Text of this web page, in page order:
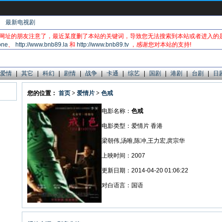
最新电视剧
的朋友注意了，最近某度删了本站的关键词，导致您无法搜索到本站或者进入的
、 http://www.bnb89.la 和 http://www.bnb89.tv ，感谢您对本站的支持!
爱情 | 其它 | 科幻 | 剧情 | 战争 | 卡通 | 综艺 | 国剧 | 港剧 | 台剧 | 日
您的位置： 首页 > 爱情片 > 色戒
电影名称： 色戒
电影类型：爱情片 香港
梁朝伟,汤唯,陈冲,王力宏,庹宗华
上映时间：2007
更新日期：2014-04-20 01:06:22
对白语言：国语